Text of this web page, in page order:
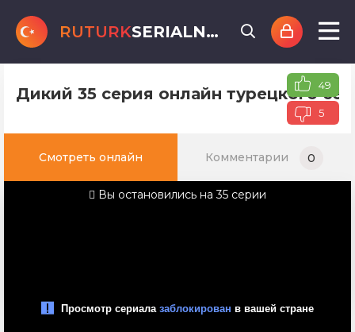
RUTURKSERIALNET .online
Дикий 35 серия онлайн турецкого49
5
Смотреть онлайн Комментарии 0
Вы остановились на 35 серии